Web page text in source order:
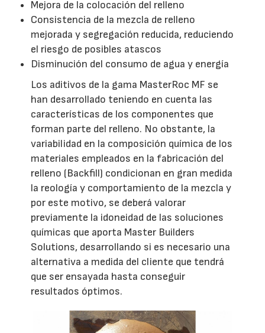
Mejora de la colocación del relleno
Consistencia de la mezcla de relleno
mejorada y segregación reducida, reduciendo
el riesgo de posibles atascos
Disminución del consumo de agua y energía
Los aditivos de la gama MasterRoc MF se
han desarrollado teniendo en cuenta las
características de los componentes que
forman parte del relleno. No obstante, la
variabilidad en la composición química de los
materiales empleados en la fabricación del
relleno (Backfill) condicionan en gran medida
la reología y comportamiento de la mezcla y
por este motivo, se deberá valorar
previamente la idoneidad de las soluciones
químicas que aporta Master Builders
Solutions, desarrollando si es necesario una
alternativa a medida del cliente que tendrá
que ser ensayada hasta conseguir
resultados óptimos.